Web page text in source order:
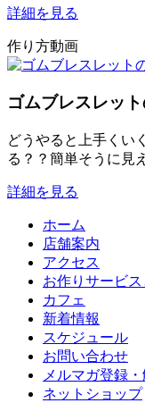
詳細を見る
作り方動画
ゴムブレスレッ
どうやると上手くい
る？？簡単そうに見
詳細を見る
ホーム
店舗案内
アクセス
お作りサービス
カフェ
新着情報
スケジュール
お問い合わせ
メルマガ登録
ネットショップ